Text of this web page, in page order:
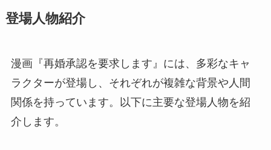
登場人物紹介
漫画『再婚承認を要求します』には、多彩なキャ
ラクターが登場し、それぞれが複雑な背景や人間
関係を持っています。以下に主要な登場人物を紹
介します。